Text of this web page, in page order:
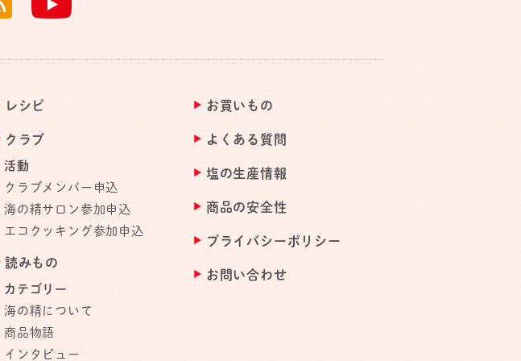
レシピ
クラブ
活動
クラブメンバー申込
海の精サロン参加申込
エコクッキング参加申込
読みもの
カテゴリー
海の精について
商品物語
インタビュー
お買いもの
よくある質問
塩の生産情報
商品の安全性
プライバシーポリシー
お問い合わせ